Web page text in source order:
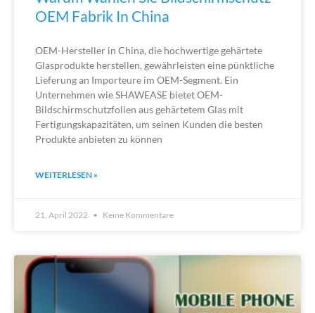
OEM Fabrik In China
OEM-Hersteller in China, die hochwertige gehärtete
Glasprodukte herstellen, gewährleisten eine pünktliche
Lieferung an Importeure im OEM-Segment. Ein
Unternehmen wie SHAWEASE bietet OEM-
Bildschirmschutzfolien aus gehärtetem Glas mit
Fertigungskapazitäten, um seinen Kunden die besten
Produkte anbieten zu können
WEITERLESEN »
21. April 2022 Keine Kommentare